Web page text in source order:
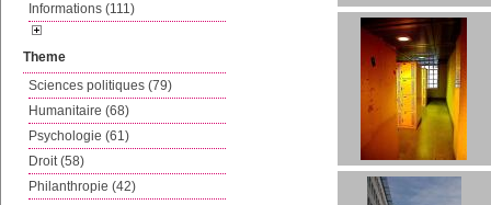
Informations (111)
Theme
Sciences politiques (79)
Humanitaire (68)
Psychologie (61)
Droit (58)
Philanthropie (42)